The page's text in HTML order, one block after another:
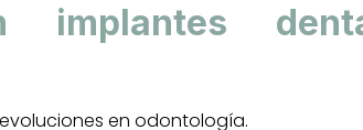
implantes
en odontología.